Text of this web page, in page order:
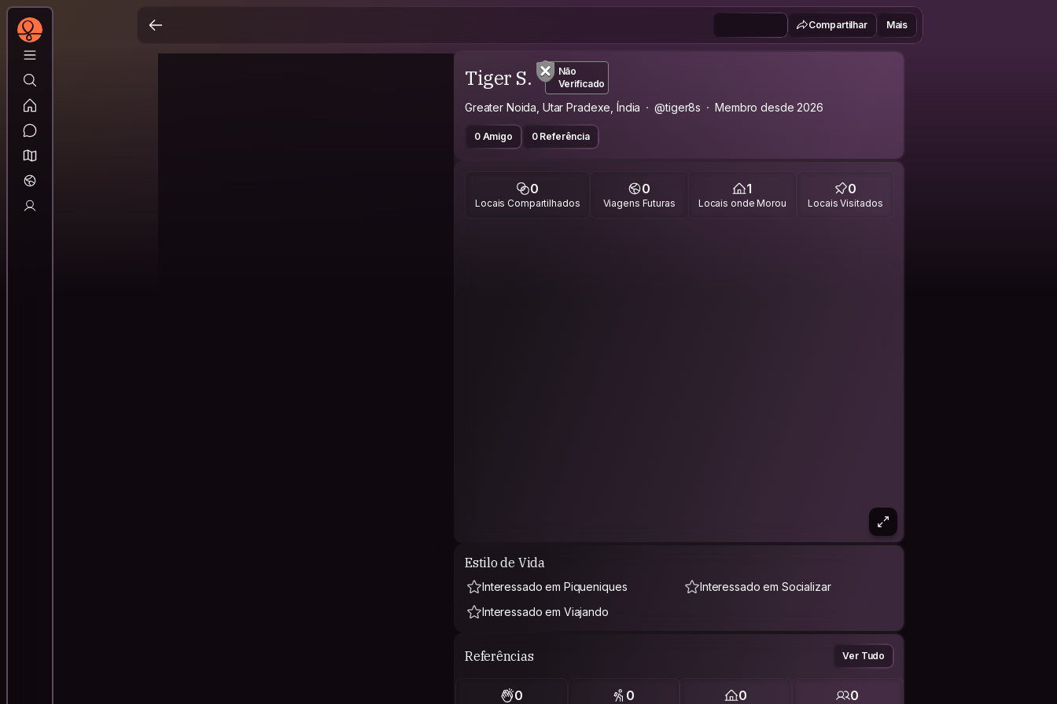
Compartilhar Mais
Tiger S.
Não
Verificado
Greater Noida, Utar Pradexe, Índia @tiger8s Membro desde 2026
0 Amigo 0 Referência
0
Locais Compartilhados
0
Viagens Futuras
1
Locais onde Morou
0
Locais Visitados
Estilo de Vida
Interessado em Piqueniques
Interessado em Socializar
Interessado em Viajando
Referências Ver Tudo
0 0 0 0